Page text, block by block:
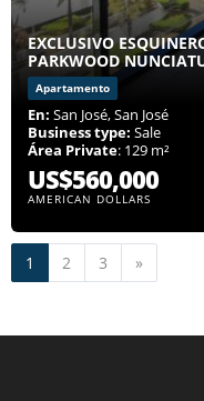
EXCLUSIVO
PARKWOOD
Apartamento
En: San José, San José
Business type: Sale
Área Private: 129 m²
US$560,000
AMERICAN DOLLARS
1 2 3 »